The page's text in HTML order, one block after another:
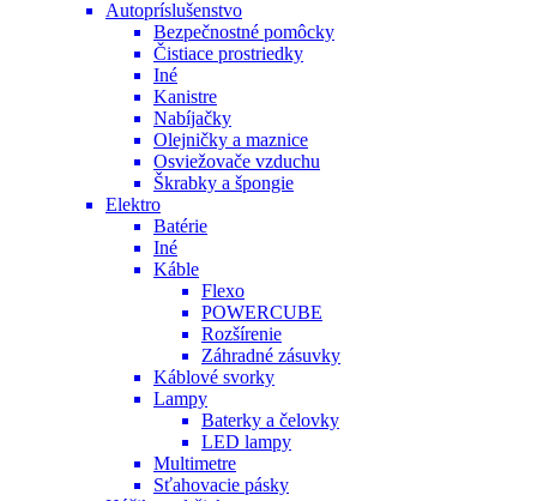
Autopríslušenstvo
Bezpečnostné pomôcky
Čistiace prostriedky
Iné
Kanistre
Nabíjačky
Olejničky a maznice
Osviežovače vzduchu
Škrabky a špongie
Elektro
Batérie
Iné
Káble
Flexo
POWERCUBE
Rozšírenie
Záhradné zásuvky
Káblové svorky
Lampy
Baterky a čelovky
LED lampy
Multimetre
Sťahovacie pásky